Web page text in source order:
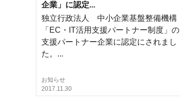
企業」に認定...
独立行政法人 中小企業基盤整備機構
「EC・IT活用支援パートナー制度」の
支援パートナー企業に認定にされまし
た。...
お知らせ
2017.11.30